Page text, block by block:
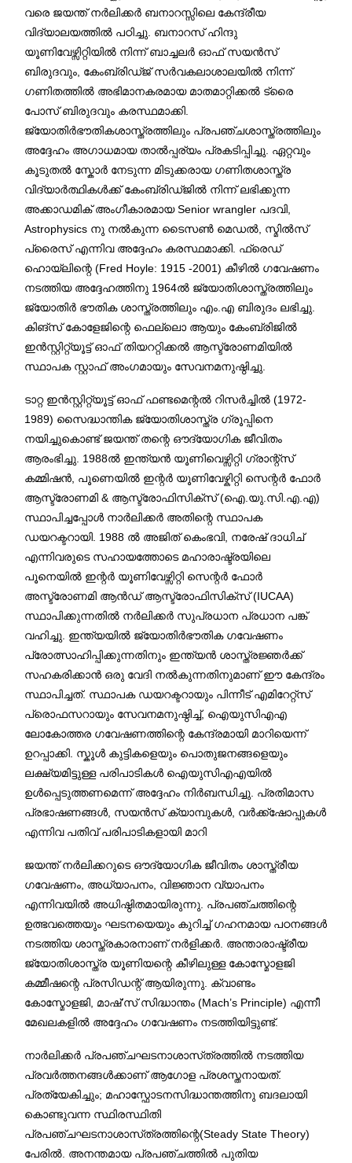
വരെ ജയന്ത് നർലിക്കർ ബനാറസ്സിലെ കേന്ദ്രീയ
വിദ്യാലയത്തിൽ പഠിച്ചു. ബനാറസ് ഹിന്ദു
യൂണിവേഴ്സിറ്റിയിൽ നിന്ന് ബാച്ചലർ ഓഫ് സയൻസ്
ബിരുദവും, കേംബ്രിഡ്ജ് സർവകലാശാലയിൽ നിന്ന്
ഗണിതത്തിൽ അഭിമാനകരമായ മാതമാറ്റിക്കൽ ട്രൈ
പോസ് ബിരുദവും കരസ്ഥമാക്കി.
ജ്യോതിർഭൗതികശാസ്ത്രത്തിലും പ്രപഞ്ചശാസ്ത്രത്തിലും
അദ്ദേഹം അഗാധമായ താൽപ്പര്യം പ്രകടിപ്പിച്ചു. ഏറ്റവും
കൂടുതൽ സ്കോർ നേടുന്ന മിടുക്കരായ ഗണിതശാസ്ത്ര
വിദ്യാർത്ഥികൾക്ക് കേംബ്രിഡ്ജിൽ നിന്ന് ലഭിക്കുന്ന
അക്കാഡമിക് അംഗീകാരമായ Senior wrangler പദവി,
Astrophysics നു നൽകുന്ന ടൈസൺ മെഡൽ, സ്മിൽസ്
പ്രൈസ് എന്നിവ അദ്ദേഹം കരസ്ഥമാക്കി. ഫ്രെഡ്
ഹൊയ്‍ലിന്റെ (Fred Hoyle: 1915 -2001) കീഴിൽ ഗവേഷണം
നടത്തിയ അദ്ദേഹത്തിനു 1964ൽ ജ്യോതിശാസ്ത്രത്തിലും
ജ്യോതിർ ഭൗതിക ശാസ്ത്രത്തിലും എം.എ ബിരുദം ലഭിച്ചു.
കിങ്സ് കോളേജിന്റെ ഫെല്ലൊ ആയും കേംബ്രിജിൽ
ഇൻസ്റ്റിറ്റ്യൂട്ട് ഓഫ് തിയററ്റിക്കൽ ആസ്ട്രോണമിയിൽ
സ്ഥാപക സ്റ്റാഫ് അംഗമായും സേവനമനുഷ്ഠിച്ചു.
ടാറ്റ ഇൻസ്റ്റിറ്റ്യൂട്ട് ഓഫ് ഫണ്ടമെന്റൽ റിസർച്ചിൽ (1972-
1989) സൈദ്ധാന്തിക ജ്യോതിശാസ്ത്ര ഗ്രൂപ്പിനെ
നയിച്ചുകൊണ്ട് ജയന്ത് തന്റെ ഔദ്യോഗിക ജീവിതം
ആരംഭിച്ചു. 1988ൽ ഇന്ത്യൻ യൂണിവെഴ്സിറ്റി ഗ്രാന്റ്സ്
കമ്മിഷൻ, പൂണെയിൽ ഇന്റർ യൂണിവേഴ്കിറ്റി സെന്റർ ഫോർ
ആസ്ട്രോണമി & ആസ്ട്രോഫിസിക്സ് (ഐ.യു.സി.എ.എ)
സ്ഥാപിച്ചപ്പോൾ നാർലിക്കർ അതിന്റെ സ്ഥാപക
ഡയറക്ടറായി. 1988 ൽ അജിത് കെംഭവി, നരേഷ് ദാധിച്
എന്നിവരുടെ സഹായത്തോടെ മഹാരാഷ്ട്രയിലെ
പൂനെയിൽ ഇന്റർ യൂണിവേഴ്സിറ്റി സെന്റർ ഫോർ
അസ്ട്രോണമി ആൻഡ് ആസ്ട്രോഫിസിക്സ് (IUCAA)
സ്ഥാപിക്കുന്നതിൽ നർലിക്കർ സുപ്രധാന പ്രധാന പങ്ക്
വഹിച്ചു. ഇന്ത്യയിൽ ജ്യോതിർഭൗതിക ഗവേഷണം
പ്രോത്സാഹിപ്പിക്കുന്നതിനും ഇന്ത്യൻ ശാസ്ത്രജ്ഞർക്ക്
സഹകരിക്കാൻ ഒരു വേദി നൽകുന്നതിനുമാണ് ഈ കേന്ദ്രം
സ്ഥാപിച്ചത്. സ്ഥാപക ഡയറക്ടറായും പിന്നീട് എമിറേറ്റ്സ്
പ്രൊഫസറായും സേവനമനുഷ്ഠിച്ച്, ഐയുസിഎഎ
ലോകോത്തര ഗവേഷണത്തിന്റെ കേന്ദ്രമായി മാറിയെന്ന്
ഉറപ്പാക്കി. സ്കൂൾ കുട്ടികളെയും പൊതുജനങ്ങളെയും
ലക്ഷ്യമിട്ടുള്ള പരിപാടികൾ ഐയുസിഎഎയിൽ
ഉൾപ്പെടുത്തണമെന്ന് അദ്ദേഹം നിർബന്ധിച്ചു. പ്രതിമാസ
പ്രഭാഷണങ്ങൾ, സയൻസ് ക്യാമ്പുകൾ, വർക്ക്ഷോപ്പുകൾ
എന്നിവ പതിവ് പരിപാടികളായി മാറി
ജയന്ത് നർലിക്കറുടെ ഔദ്യോഗിക ജീവിതം ശാസ്ത്രീയ
ഗവേഷണം, അധ്യാപനം, വിജ്ഞാന വ്യാപനം
എന്നിവയിൽ അധിഷ്ഠിതമായിരുന്നു. പ്രപഞ്ചത്തിന്റെ
ഉത്ഭവത്തെയും ഘടനയെയും കുറിച്ച് ഗഹനമായ പഠനങ്ങൾ
നടത്തിയ ശാസ്ത്രകാരനാണ് നർളിക്കർ. അന്താരാഷ്ട്രീയ
ജ്യോതിശാസ്ത്ര യൂണിയന്റെ കീഴിലുള്ള കോസ്മോളജി
കമ്മീഷന്റെ പ്രസിഡന്റ് ആയിരുന്നു. ക്വാണ്ടം
കോസ്മോളജി, മാഷ്’സ് സിദ്ധാന്തം (Mach’s Principle) എന്നീ
മേഖലകളിൽ അദ്ദേഹം ഗവേഷണം നടത്തിയിട്ടുണ്ട്.
നാർലിക്കർ പ്രപഞ്ചഘടനാശാസ്‌ത്രത്തിൽ നടത്തിയ
പ്രവർത്തനങ്ങൾക്കാണ് ആഗോള പ്രശസ്തനായത്.
പ്രത്യേകിച്ചും; മഹാസ്ഫോടനസിദ്ധാന്തത്തിനു ബദലായി
കൊണ്ടുവന്ന സ്ഥിരസ്ഥിതി
പ്രപഞ്ചഘടനാശാസ്‌ത്രത്തിന്റെ(Steady State Theory)
പേരിൽ. അനന്തമായ പ്രപഞ്ചത്തിൽ പുതിയ